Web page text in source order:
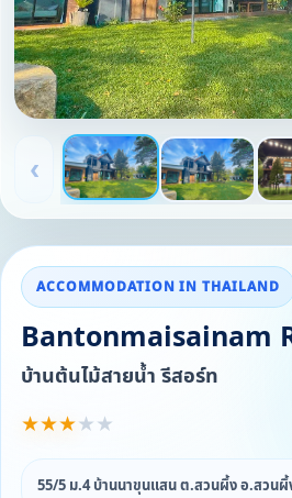
‹
ACCOMMODATION IN THAILAND
Bantonmaisainam
บ้านต้นไม้สายน้ำ รีสอร์ท
★★★★★
55/5 ม.4 บ้านนาขุนแสน ต.สวนผึ้ง อ.สวนผึ้